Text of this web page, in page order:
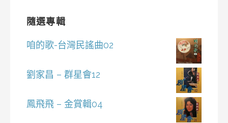
隨選專輯
咱的歌-台灣民謠曲02
劉家昌 – 群星會12
鳳飛飛 – 金賞輯04